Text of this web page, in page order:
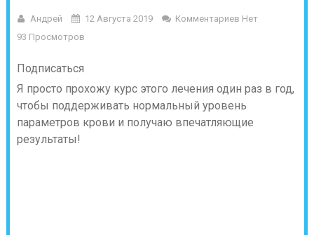
Андрей 12 Августа 2019
Комментариев Нет
93 Просмотров
Подписаться
Я просто прохожу курс этого лечения один раз в год,
чтобы поддерживать нормальный уровень
параметров крови и получаю впечатляющие
результаты!